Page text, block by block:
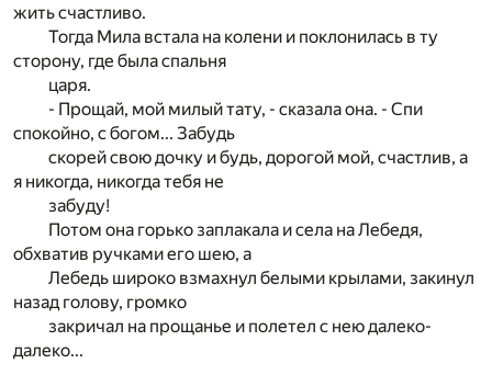
жить счастливо.
Тогда Мила встала на колени и поклонилась в ту
сторону, где была спальня
царя.
- Прощай, мой милый тату, - сказала она. - Спи
спокойно, с богом... Забудь
скорей свою дочку и будь, дорогой мой, счастлив, а
я никогда, никогда тебя не
забуду!
Потом она горько заплакала и села на Лебедя,
обхватив ручками его шею, а
Лебедь широко взмахнул белыми крылами, закинул
назад голову, громко
закричал на прощанье и полетел с нею далеко-
далеко...